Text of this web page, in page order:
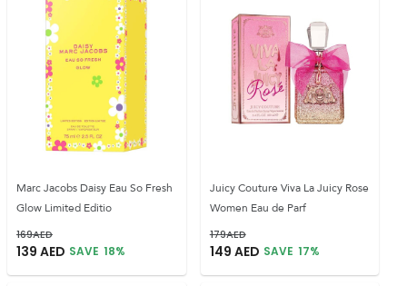
Marc Jacobs Daisy Eau So Fresh
Glow Limited Editio
169AED
139 AED SAVE 18%
Juicy Couture Viva La Juicy Rose
Women Eau de Parf
179AED
149 AED SAVE 17%